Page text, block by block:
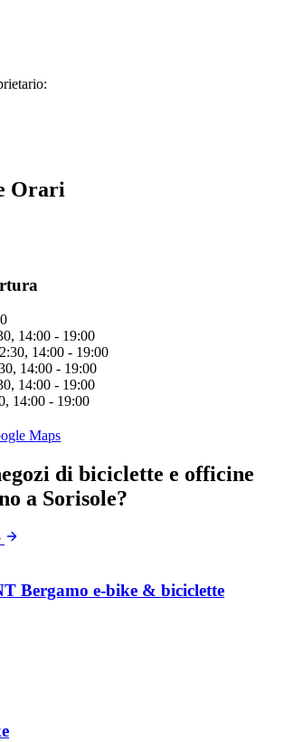
Orari
14:00 - 19:00
14:00 - 19:00
14:00 - 19:00
14:00 - 19:00
14:00 - 19:00
Maps
di biciclette e officine
a Sorisole?
Bergamo e-bike & biciclette